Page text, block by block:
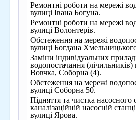
Ремонтні роботи на мережі
вулиці Івана Богуна.
Ремонтні роботи на мережі
вулиці Волонтерів.
Обстеження на мережі
вулиці Богдана
Заміни індивідуальних
водопостачання
Вовчка, Соборна (4).
Обстеження на мережі
вулиці Соборна 50.
Підняття та чистка насосного
каналізаційній насосній
вулиці Ярова.